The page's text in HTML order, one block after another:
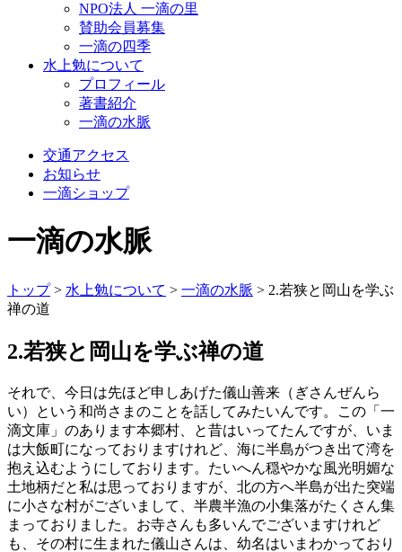
NPO法人 一滴の里
賛助会員募集
一滴の四季
水上勉について
プロフィール
著書紹介
一滴の水脈
交通アクセス
お知らせ
一滴ショップ
一滴の水脈
トップ> 水上勉について > 一滴の水脈 > 2.若狭と岡山を学ぶ
禅の道
2.若狭と岡山を学ぶ禅の道
それで、今日は先ほど申しあげた儀山善来（ぎさんぜんら
い）という和尚さまのことを話してみたいんです。この「一
滴文庫」のあります本郷村、と昔はいってたんですが、いま
は大飯町になっておりますけれど、海に半島がつき出て湾を
抱え込むようにしております。たいへん穏やかな風光明媚な
土地柄だと私は思っておりますが、北の方へ半島が出た突端
に小さな村がございまして、半農半漁の小集落がたくさん集
まっておりました。お寺さんも多いんでございますけれど
も、その村に生まれた儀山さんは、幼名はいまわかっており